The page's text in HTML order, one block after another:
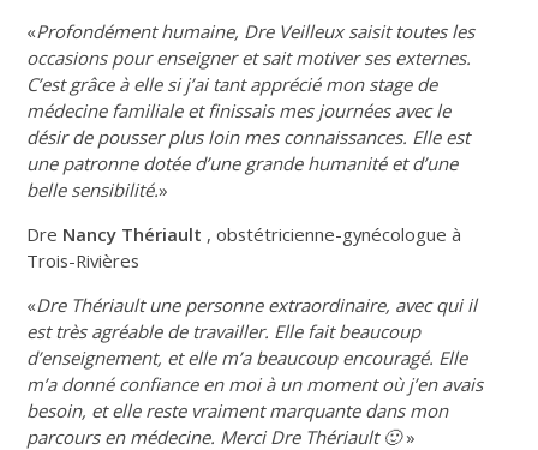
«Profondément humaine, Dre Veilleux saisit toutes les
occasions pour enseigner et sait motiver ses externes.
C’est grâce à elle si j’ai tant apprécié mon stage de
médecine familiale et finissais mes journées avec le
désir de pousser plus loin mes connaissances. Elle est
une patronne dotée d’une grande humanité et d’une
belle sensibilité.»
Dre Nancy Thériault , obstétricienne-gynécologue à
Trois-Rivières
«Dre Thériault une personne extraordinaire, avec qui il
est très agréable de travailler. Elle fait beaucoup
d’enseignement, et elle m’a beaucoup encouragé. Elle
m’a donné confiance en moi à un moment où j’en avais
besoin, et elle reste vraiment marquante dans mon
parcours en médecine. Merci Dre Thériault 🙂»